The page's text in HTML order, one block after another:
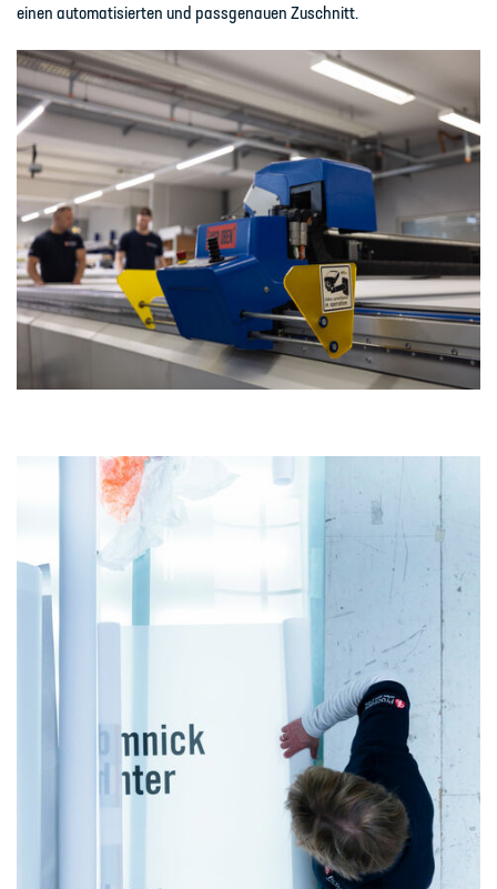
einen automatisierten und passgenauen Zuschnitt.